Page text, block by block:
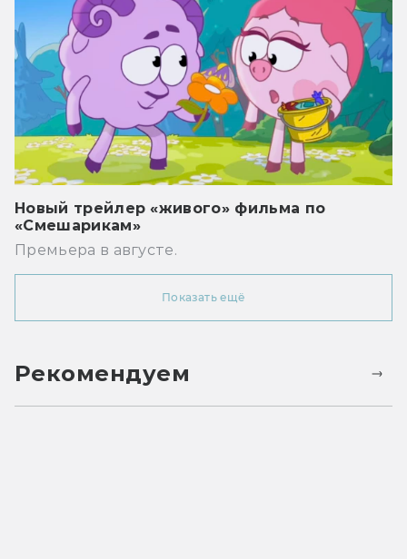
Новый трейлер «живого» фильма по
«Смешарикам»
Премьера в августе.
Показать ещё
Рекомендуем